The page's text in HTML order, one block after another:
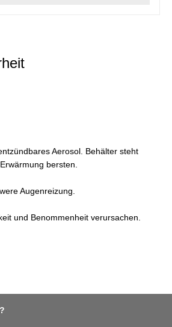
Aerosol. Behälter steht
bersten.
Augenreizung.
und Benommenheit verursachen.